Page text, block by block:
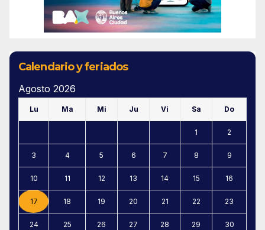
Calendario y feriados
Agosto 2026
Lu Ma Mi Ju Vi Sa Do
1 2
3 4 5 6 7 8 9
10 11 12 13 14 15 16
17 18 19 20 21 22 23
24 25 26 27 28 29 30